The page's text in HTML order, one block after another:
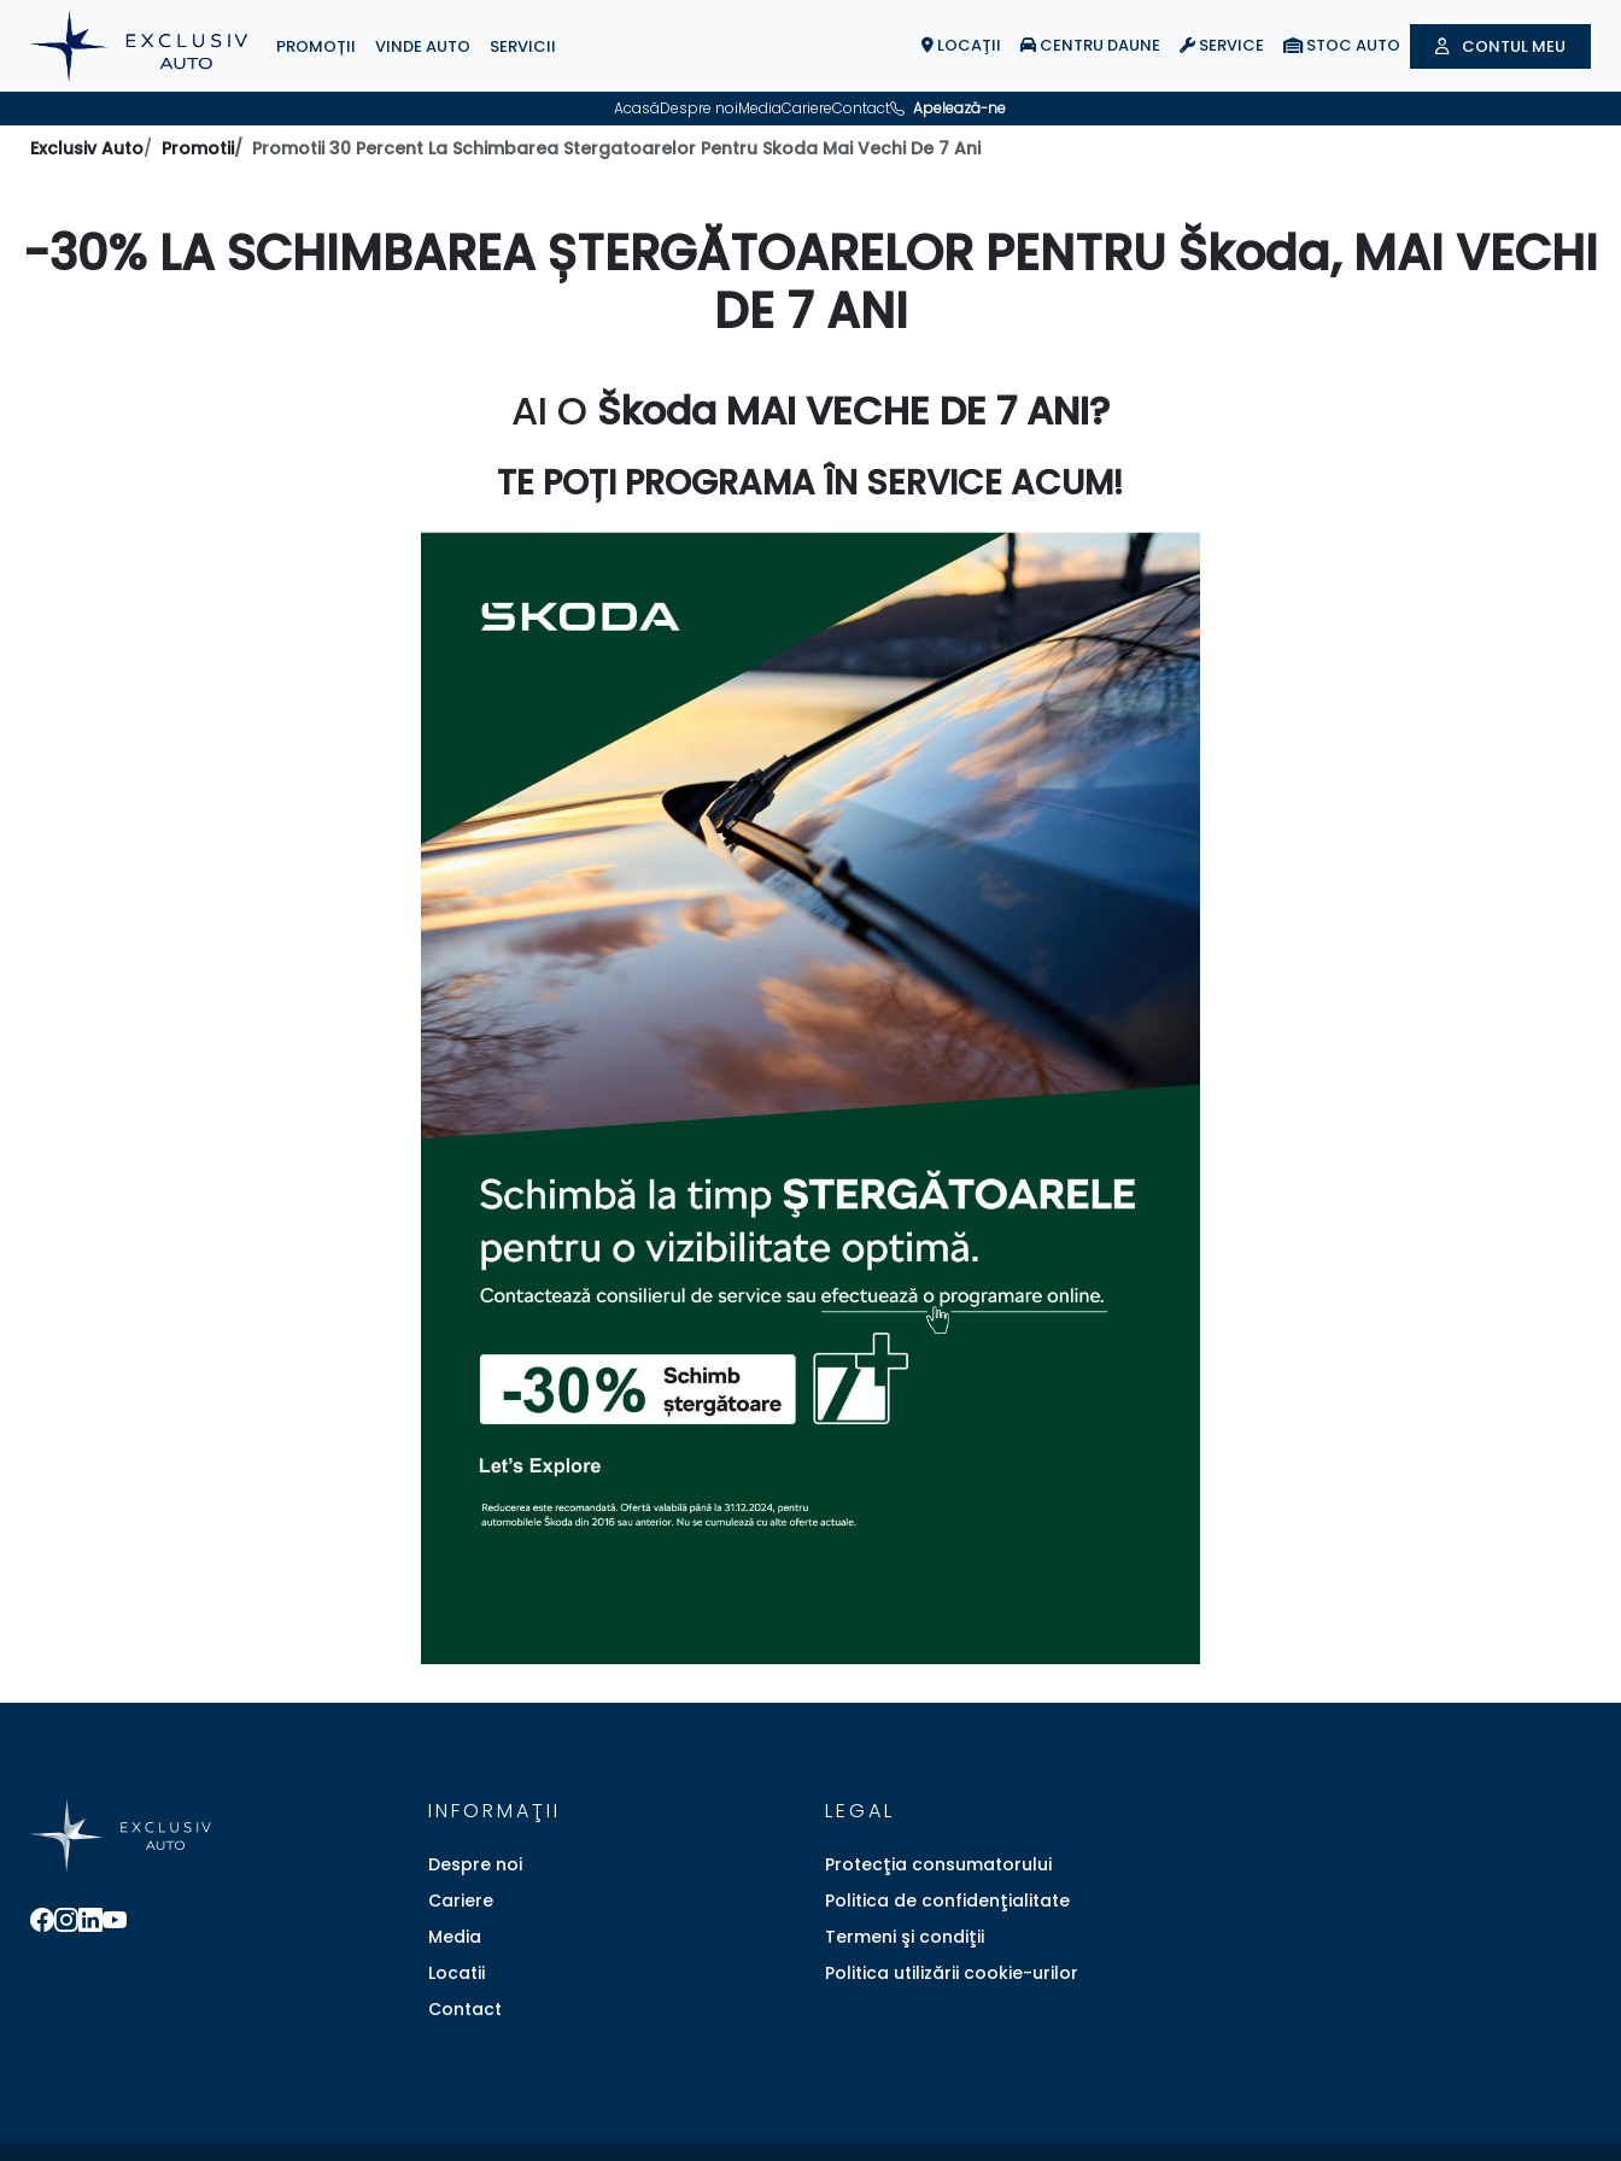
PROMOȚII VINDE AUTO SERVICII LOCAŢII CENTRU DAUNE SERVICE STOC AUTO CONTUL MEU
AcasăDespre noiMediaCariereContact Apelează-ne
Exclusiv Auto Promotii Promotii 30 Percent La Schimbarea Stergatoarelor Pentru Skoda Mai Vechi De 7 Ani
-30% LA SCHIMBAREA ȘTERGĂTOARELOR PENTRU Škoda, MAI VECHI
DE 7 ANI
AI O Škoda MAI VECHE DE 7 ANI?
TE POȚI PROGRAMA ÎN SERVICE ACUM!
INFORMAŢII
Despre noi
Cariere
Media
Locatii
Contact
LEGAL
Protecţia consumatorului
Politica de confidenţialitate
Termeni şi condiţii
Politica utilizării cookie-urilor